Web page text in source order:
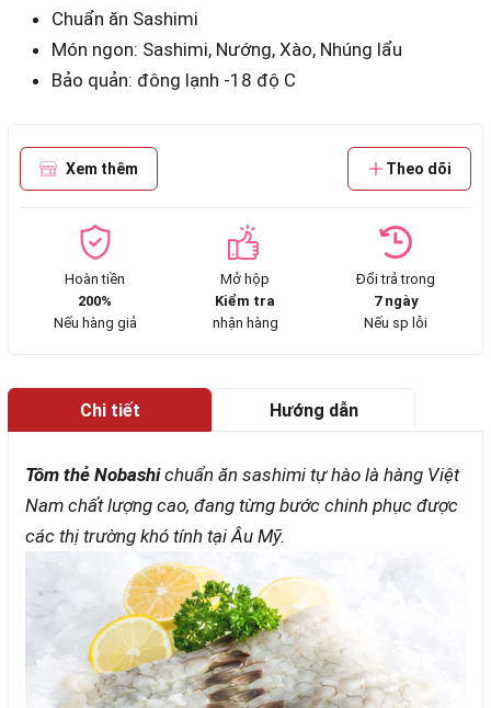
Chuẩn ăn Sashimi
Món ngon: Sashimi, Nướng, Xào, Nhúng lẩu
Bảo quản: đông lạnh -18 độ C
Xem thêm Theo dõi
Hoàn tiền
200%
Nếu hàng giả
Mở hộp
Kiểm tra
nhận hàng
Đổi trả trong
7 ngày
Nếu sp lỗi
Chi tiết Hướng dẫn
Tôm thẻ Nobashichuẩn ăn sashimi tự hào là hàng Việt
Nam chất lượng cao, đang từng bước chinh phục được
các thị trường khó tính tại Âu Mỹ.